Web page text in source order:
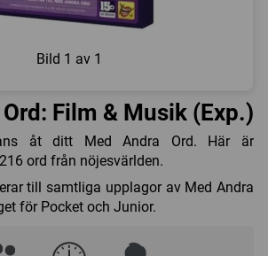
Bild 1 av 1
Film & Musik (Exp.)
åt ditt Med Andra Ord. Här är
ord från nöjesvärlden.
till samtliga upplagor av Med Andra
för Pocket och Junior.